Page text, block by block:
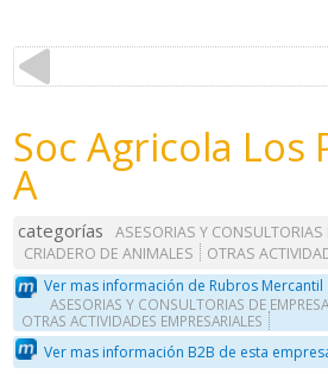
Soc Agricola Los
A
categorías
ASESORIAS Y CONSULTORIAS
CRIADERO DE ANIMALES
OTRAS
Ver mas información de Rubros Mercantil
ASESORIAS Y CONSULTORIAS DE
OTRAS ACTIVIDADES EMPRESARIALES
Ver mas información B2B de esta